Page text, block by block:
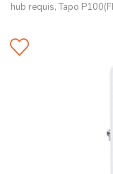
hub requis, Tapo